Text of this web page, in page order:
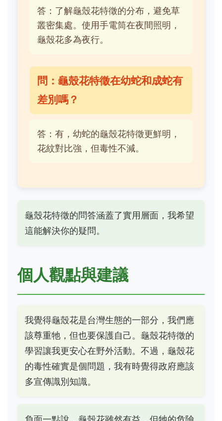
答：了解龜殼花特徵的分布，避免草
叢密集處。使用手電筒在夜間照明，
龜殼花多為夜行。
問：龜殼花特徵在幼蛇和成蛇有
差別嗎？
答：有，幼蛇的龜殼花特徵更鮮明，
花紋對比強，但毒性不減。
龜殼花特徵的問答涵蓋了實用層面，我希望
這能解決你的疑問。
個人觀點與建議
我覺得龜殼花是台灣生態的一部分，我們應
該尊重牠，但也要保護自己。龜殼花特徵的
學習讓我更安心在野外活動。不過，龜殼花
的毒性確實是個問題，我有時覺得政府應該
多宣傳識別知識。